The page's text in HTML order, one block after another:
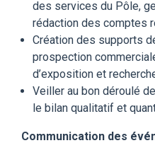
des services du Pôle,
rédaction des comptes
Création des supports
prospection
d’exposition et
Veiller au bon déroulé
le bilan qualitatif et
Communication des